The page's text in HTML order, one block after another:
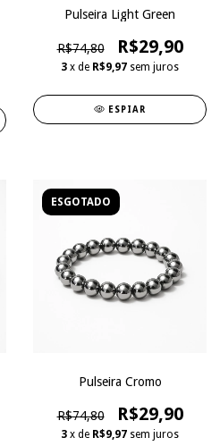
Pulseira Light Green
R$74,80 R$29,90
3 x de R$9,97 sem juros
ESPIAR
ESGOTADO
Pulseira Cromo
R$74,80 R$29,90
3 x de R$9,97 sem juros